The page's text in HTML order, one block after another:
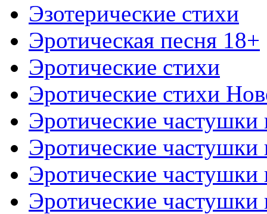
Эзотерические стихи
Эротическая песня 18+
Эротические стихи
Эротические стихи
Эротические
Эротические
Эротические
Эротические